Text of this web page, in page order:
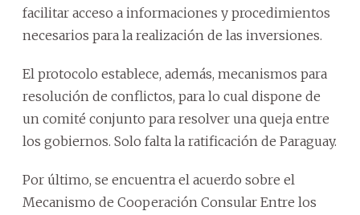
facilitar acceso a informaciones y procedimientos
necesarios para la realización de las inversiones.
El protocolo establece, además, mecanismos para
resolución de conflictos, para lo cual dispone de
un comité conjunto para resolver una queja entre
los gobiernos. Solo falta la ratificación de Paraguay.
Por último, se encuentra el acuerdo sobre el
Mecanismo de Cooperación Consular Entre los